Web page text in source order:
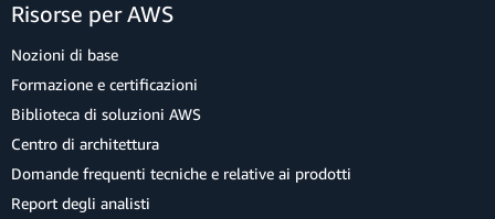
Risorse per AWS
Nozioni di base
Formazione e certificazioni
Biblioteca di soluzioni AWS
Centro di architettura
Domande frequenti tecniche e relative ai prodotti
Report degli analisti